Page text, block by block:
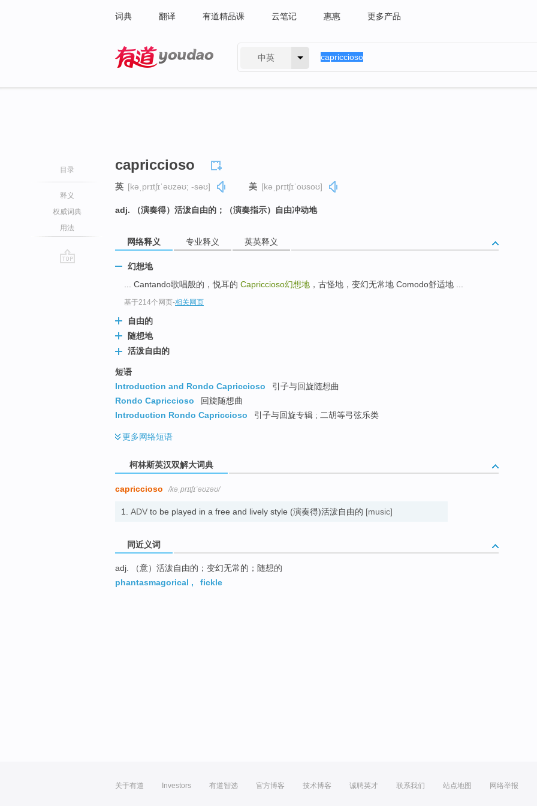
词典 翻译 有道精品课 云笔记 惠惠 更多产品
中英
目录
释义
权威词典
用法
capriccioso
英 [kəˌprɪtʃɪˈəʊzəʊ; -səʊ] 美 [kəˌprɪtʃɪˈoʊsoʊ]
adj. （演奏得）活泼自由的；（演奏指示）自由冲动地
网络释义 专业释义 英英释义
幻想地
... Cantando歌唱般的，悦耳的 Capriccioso幻想地 ，古怪地，变幻无常地 Comodo舒适地 ...
基于214个网页-相关网页
自由的
随想地
活泼自由的
短语
Introduction and Rondo Capriccioso
引子与回旋随想曲
Rondo Capriccioso
回旋随想曲
Introduction Rondo Capriccioso
引子与回旋专辑 ; 二胡等弓弦乐类
更多网络短语
柯林斯英汉双解大词典
capriccioso /kəˌprɪtʃɪˈəʊzəʊ/
1. ADV to be played in a free and lively style (演奏得)活泼自由的 [music]
同近义词
adj. （意）活泼自由的；变幻无常的；随想的
phantasmagorical , fickle
关于有道 Investors 有道智选 官方博客 技术博客 诚聘英才 联系我们 站点地图 网络举报